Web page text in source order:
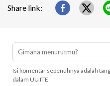
Share link:
Isi komentar sepenuhnya adalah
dalam UU ITE